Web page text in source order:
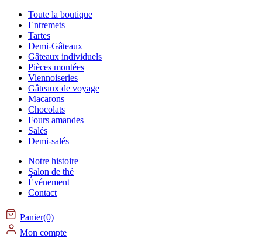
Toute la boutique
Entremets
Tartes
Demi-Gâteaux
Gâteaux individuels
Pièces montées
Viennoiseries
Gâteaux de voyage
Macarons
Chocolats
Fours amandes
Salés
Demi-salés
Notre histoire
Salon de thé
Événement
Contact
Panier(0)
Mon compte